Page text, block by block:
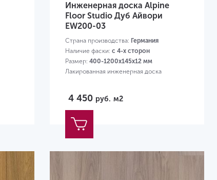
Инженерная доска Alpine
Floor Studio Дуб Айвори
EW200-03
Страна производства: Германия
Наличие фаски: с 4-х сторон
Размер: 400-1200х145х12 мм
Лакированная инженерная доска
4 450 руб. м2